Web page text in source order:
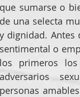
que sumarse o
de una selecta
y dignidad. Antes
sentimental o
los primeros
adversarios
personas